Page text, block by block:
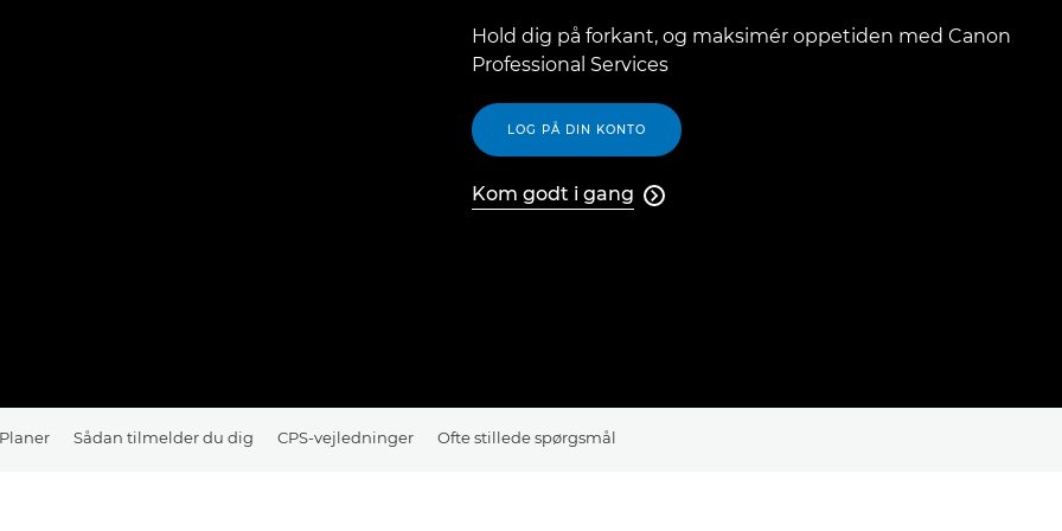
Hold dig på forkant, og maksimér oppetiden med Canon
Professional Services
LOG PÅ DIN KONTO
Kom godt i gang 
Planer Sådan tilmelder du dig CPS-vejledninger Ofte stillede spørgsmål